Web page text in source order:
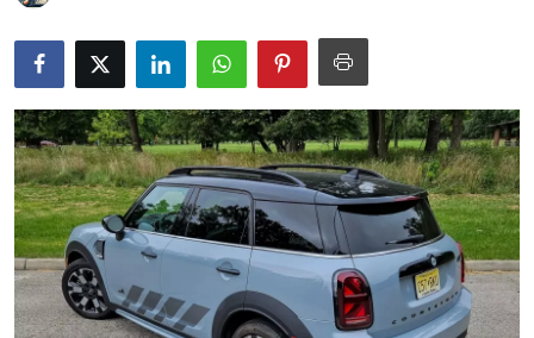
Muayene & Ruhsat
Sorgulamalar
İkinci El & Alım-Satım
Bakım & Arıza Çözümleri
Elektrikli & Hibrit
Kiralama & Filo